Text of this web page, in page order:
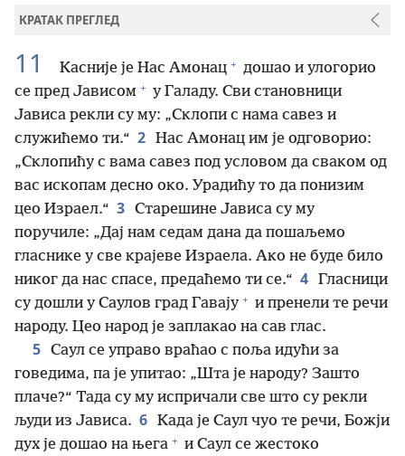
КРАТАК ПРЕГЛЕД
11 Касније је Нас Амонац + дошао и улогорио
се пред Јависом + у Галаду. Сви становници
Јависа рекли су му: „Склопи с нама савез и
служићемо ти.“ 2 Нас Амонац им је одговорио:
„Склопићу с вама савез под условом да сваком од
вас ископам десно око. Урадићу то да понизим
цео Израел.“ 3 Старешине Јависа су му
поручиле: „Дај нам седам дана да пошаљемо
гласнике у све крајеве Израела. Ако не буде било
никог да нас спасе, предаћемо ти се.“ 4 Гласници
су дошли у Саулов град Гавају + и пренели те речи
народу. Цео народ је заплакао на сав глас.
5 Саул се управо враћао с поља идући за
говедима, па је упитао: „Шта је народу? Зашто
плаче?“ Тада су му испричали све што су рекли
људи из Јависа. 6 Када је Саул чуо те речи, Божји
дух је дошао на њега + и Саул се жестоко